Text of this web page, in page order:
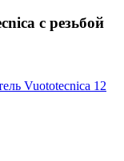
с резьбой